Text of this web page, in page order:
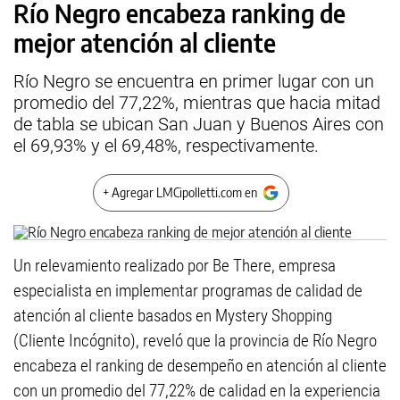
Río Negro encabeza ranking de
mejor atención al cliente
Río Negro se encuentra en primer lugar con un
promedio del 77,22%, mientras que hacia mitad
de tabla se ubican San Juan y Buenos Aires con
el 69,93% y el 69,48%, respectivamente.
+ Agregar LMCipolletti.com en
Un relevamiento realizado por Be There, empresa
especialista en implementar programas de calidad de
atención al cliente basados en Mystery Shopping
(Cliente Incógnito), reveló que la provincia de Río Negro
encabeza el ranking de desempeño en atención al cliente
con un promedio del 77,22% de calidad en la experiencia